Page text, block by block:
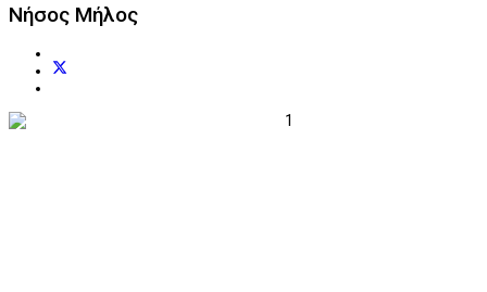
Νήσος Μήλος